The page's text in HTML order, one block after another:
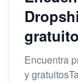
Encuentra
y